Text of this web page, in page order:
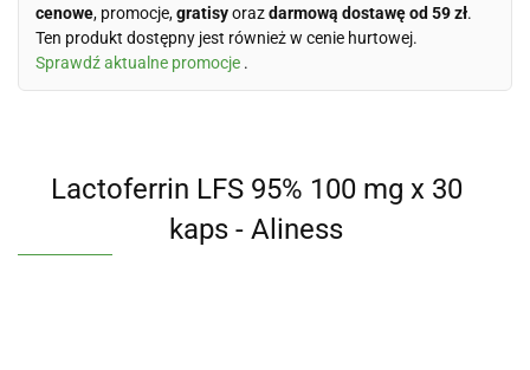
cenowe, promocje,gratisyorazdarmową dostawę od 59 zł.
Ten produkt dostępny jest również w cenie hurtowej.
Sprawdź aktualne promocje .
Lactoferrin LFS 95% 100 mg x 30
kaps - Aliness